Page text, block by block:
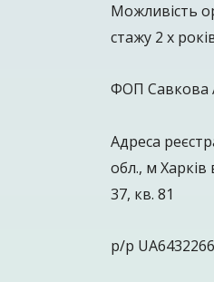
Можливість
стажу 2 х
ФОП Савкова
Адреса
обл., м Харків
37, кв. 81
р/р